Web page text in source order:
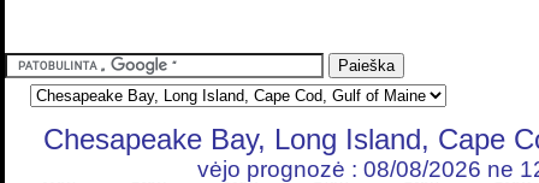
Chesapeake Bay, Long Island, Cape
vėjo prognozė : 08/08/2026 ne